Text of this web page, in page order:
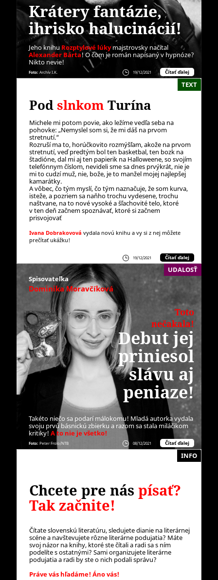
Krátery fantázie,
ihrisko halucinácií!
Jeho knihu Rozptylové lúkymajstrovsky načítal
Alexander Bárta! O čom je román napísaný v hypnóze?
Nikto nevie!
19/12/2021 Čítať ďalej
Foto: Archív I.K.
TEXT
Podslnkom Turína
Michele mi potom povie, ako ležíme vedľa seba na
pohovke: „Nemyslel som si, že mi dáš na prvom
stretnutí.“
Rozruší ma to, horúčkovito rozmýšľam, akože na prvom
stretnutí, veď predtým bol ten basketbal, ten bozk na
štadióne, dal mi aj ten papierik na Halloweene, so svojím
telefónnym číslom, nevideli sme sa dnes prvýkrát, nie je
mi to cudzí muž, nie, bože, je to manžel mojej najlepšej
kamarátky.
A vôbec, čo tým myslí, čo tým naznačuje, že som kurva,
isteže, a pozriem sa naňho trochu vydesene, trochu
naštvane, na to nové vysoké a šľachovité telo, ktoré
v ten deň začnem spoznávať, ktoré si začnem
prisvojovať
Ivana Dobrakovová vydala novú knihu a vy si z nej môžete
prečítať ukážku!
19/12/2021 Čítať ďalej
UDALOSŤ
Spisovateľka
Dominika Moravčíková
Toto
nečakala!
Debut jej
priniesol
slávu aj
peniaze!
Takéto niečo sa podarí málokomu! Mladá autorka vydala
svoju prvú básnickú zbierku a razom sa stala miláčikom
kritiky! A to nie je všetko!
08/12/2021 Čítať ďalej
Foto: Peter Frolo/NTB
INFO
Chcete pre nás písať?
Tak začnite!
Čítate slovenskú literatúru, sledujete dianie na literárnej
scéne a navštevujete rôzne literárne podujatia? Máte
svoj názor na knihy, ktoré ste čítali a radi sa s ním
podelíte s ostatnými? Sami organizujete literárne
podujatia a radi by ste o nich podali správu?
Práve vás hľadáme! Áno vás!